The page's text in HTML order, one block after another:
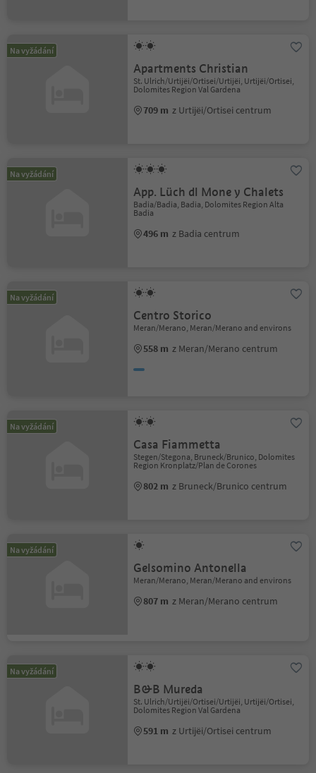
Na vyžádání
Apartments Christian
St. Ulrich/Urtijëi/Ortisei/Urtijëi, Urtijëi/Ortisei,
Dolomites Region Val Gardena
709 m z Urtijëi/Ortisei centrum
Na vyžádání
App. Lüch dl Mone y Chalets
Badia/Badia, Badia, Dolomites Region Alta
Badia
496 m z Badia centrum
Na vyžádání
Centro Storico
Meran/Merano, Meran/Merano and environs
558 m z Meran/Merano centrum
Na vyžádání
Casa Fiammetta
Stegen/Stegona, Bruneck/Brunico, Dolomites
Region Kronplatz/Plan de Corones
802 m z Bruneck/Brunico centrum
Na vyžádání
Gelsomino Antonella
Meran/Merano, Meran/Merano and environs
807 m z Meran/Merano centrum
Na vyžádání
B&B Mureda
St. Ulrich/Urtijëi/Ortisei/Urtijëi, Urtijëi/Ortisei,
Dolomites Region Val Gardena
591 m z Urtijëi/Ortisei centrum